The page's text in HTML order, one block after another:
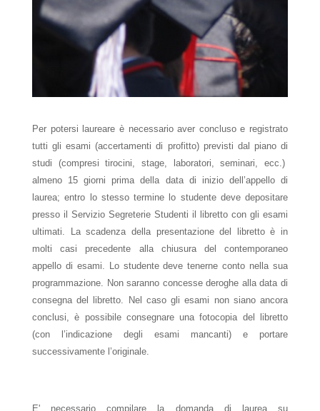
Per potersi laureare è necessario aver concluso e registrato
tutti gli esami (accertamenti di profitto) previsti dal piano di
studi (compresi tirocini, stage, laboratori, seminari, ecc.)
almeno 15 giorni prima della data di inizio dell’appello di
laurea; entro lo stesso termine lo studente deve depositare
presso il Servizio Segreterie Studenti il libretto con gli esami
ultimati. La scadenza della presentazione del libretto è in
molti casi precedente alla chiusura del contemporaneo
appello di esami. Lo studente deve tenerne conto nella sua
programmazione. Non saranno concesse deroghe alla data di
consegna del libretto. Nel caso gli esami non siano ancora
conclusi, è possibile consegnare una fotocopia del libretto
(con l’indicazione degli esami mancanti) e portare
successivamente l’originale.
E' necessario compilare la domanda di laurea su